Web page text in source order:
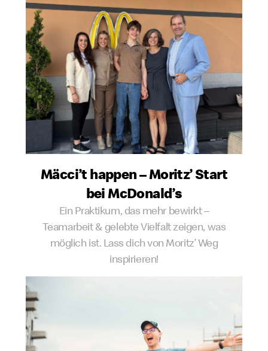
Mäcci’t happen – Moritz’ Start
bei McDonald’s
Ein Praktikum, das mehr bewirkt –
Teamarbeit & gelebte Vielfalt zeigen, was
möglich ist. Lass dich von Moritz’ Weg
inspirieren!